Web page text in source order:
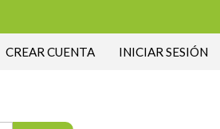
CREAR CUENTA INICIAR SESIÓN